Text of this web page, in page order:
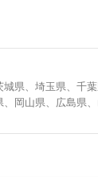
県、埼玉県、千
岡山県、広島県